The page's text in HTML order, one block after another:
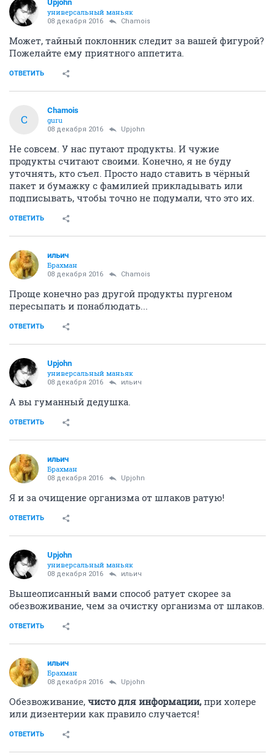
Upjohn
универсальный маньяк
08 декабря 2016 Chamois
Может, тайный поклонник следит за вашей фигурой?
Пожелайте ему приятного аппетита.
ОТВЕТИТЬ
C
Chamois
guru
08 декабря 2016 Upjohn
Не совсем. У нас путают продукты. И чужие
продукты считают своими. Конечно, я не буду
уточнять, кто съел. Просто надо ставить в чёрный
пакет и бумажку с фамилией прикладывать или
подписывать, чтобы точно не подумали, что это их.
ОТВЕТИТЬ
ильич
Брахман
08 декабря 2016 Chamois
Проще конечно раз другой продукты пургеном
пересыпать и понаблюдать...
ОТВЕТИТЬ
Upjohn
универсальный маньяк
08 декабря 2016 ильич
А вы гуманный дедушка.
ОТВЕТИТЬ
ильич
Брахман
08 декабря 2016 Upjohn
Я и за очищение организма от шлаков ратую!
ОТВЕТИТЬ
Upjohn
универсальный маньяк
08 декабря 2016 ильич
Вышеописанный вами способ ратует скорее за
обезвоживание, чем за очистку организма от шлаков.
ОТВЕТИТЬ
ильич
Брахман
08 декабря 2016 Upjohn
Обезвоживание, чисто для информации, при холере
или дизентерии как правило случается!
ОТВЕТИТЬ